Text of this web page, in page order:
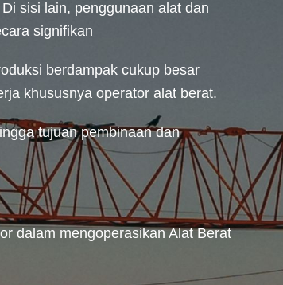
sisi lain, penggunaan alat dan
signifikan
berdampak cukup besar
khususnya operator alat berat.
tujuan pembinaan dan
dalam mengoperasikan Alat Berat